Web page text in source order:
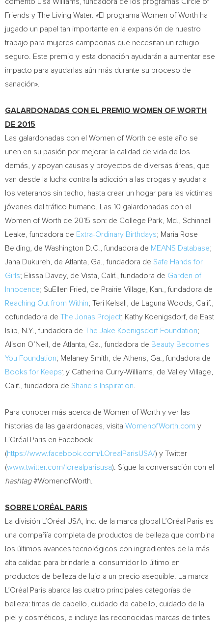
Friends y The Living Water. «El programa Women of Worth ha
jugado un papel tan importante en la expansión de nuestro
trabajo para mujeres campeonas que necesitan un refugio
seguro. Este premio y esta donación ayudarán a aumentar ese
impacto para ayudarlas aún más durante su proceso de
sanación».
GALARDONADAS CON EL PREMIO WOMEN OF WORTH
DE 2015
Las galardonadas con el Women of Worth de este año se
unen en su pasión por mejorar la calidad de vida de los
demás, y apoyan causas y proyectos de diversas áreas, que
van desde la lucha contra la adicción a las drogas y ayudar a
los veteranos sin techo, hasta crear un hogar para las víctimas
jóvenes del tráfico humano. Las 10 galardonadas con el
Women of Worth de 2015 son: de College Park, Md.
, Schinnell
Leake, fundadora de Extra-Ordinary Birthdays; Maria Rose
Belding , de Washington D.C. , fundadora de MEANS Database;
Jaha Dukureh , de Atlanta, Ga. , fundadora de Safe Hands for
Girls; Elissa Davey, de Vista, Calif. , fundadora de Garden of
Innocence; SuEllen Fried , de Prairie Village, Kan.
, fundadora de
Reaching Out from Within; Teri Kelsall , de Laguna Woods, Calif.
cofundadora de The Jonas Project; Kathy Koenigsdorf, de East
Islip, N.Y.
, fundadora de The Jake Koenigsdorf Foundation;
Alison O’Neil
, de Atlanta, Ga. , fundadora de Beauty Becomes
You Foundation; Melaney Smith , de Athens, Ga.
, fundadora de
Books for Keeps; y Catherine Curry-Williams , de Valley Village,
Calif. , fundadora de Shane’s Inspiration
Para conocer más acerca de Women of Worth y ver las
historias de las galardonadas, visita WomenofWorth.com y
L’Oréal Paris en Facebook
(https://www.facebook.com/LOrealParisUSA/) y Twitter
(www.twitter.com/lorealparisusa). Sigue la conversación con el
hashtag#WomenofWorth.
SOBRE L’ORÉAL PARIS
La división L’Oréal USA , Inc. de la marca global L’Oréal Paris es
una compañía completa de productos de belleza que combina
los últimos avances tecnológicos con ingredientes de la más
alta calidad para brindarle al consumidor lo último en
productos de belleza de lujo a un precio asequible. La marca
L’Oréal Paris abarca las cuatro principales categorías de
belleza: tintes de cabello, cuidado de cabello, cuidado de la
piel y cosméticos, e incluye las reconocidas marcas de tintes